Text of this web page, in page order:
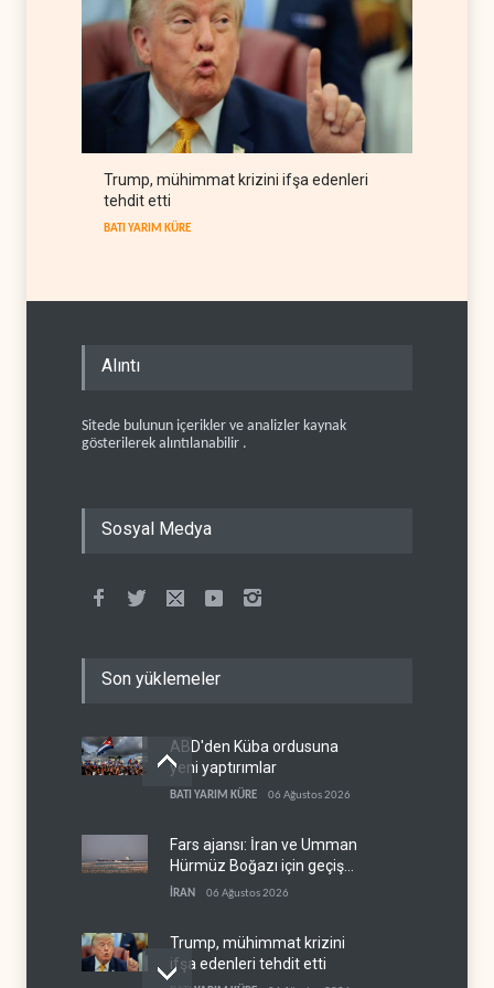
Trump, mühimmat krizini ifşa edenleri
tehdit etti
BATI YARIM KÜRE
Alıntı
Sitede bulunun içerikler ve analizler kaynak
gösterilerek alıntılanabilir .
Sosyal Medya
Son yüklemeler
ABD'den Küba ordusuna
yeni yaptırımlar
BATI YARIM KÜRE 06 Ağustos 2026
Fars ajansı: İran ve Umman
Hürmüz Boğazı için geçiş
koridorlarında anlaştı
İRAN 06 Ağustos 2026
Trump, mühimmat krizini
ifşa edenleri tehdit etti